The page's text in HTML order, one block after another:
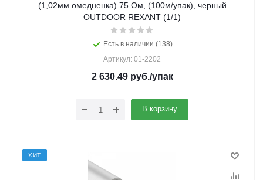
(1,02мм омедненка) 75 Ом, (100м/упак), черный
OUTDOOR REXANT (1/1)
Есть в наличии (138)
Артикул: 01-2202
2 630.49руб./упак
В корзину
ХИТ